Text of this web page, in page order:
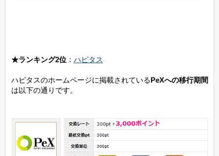
★ランキング2位： ハピタス
ハピタスのホームページに掲載されている PeXへの移行期間
は以下の通りです。